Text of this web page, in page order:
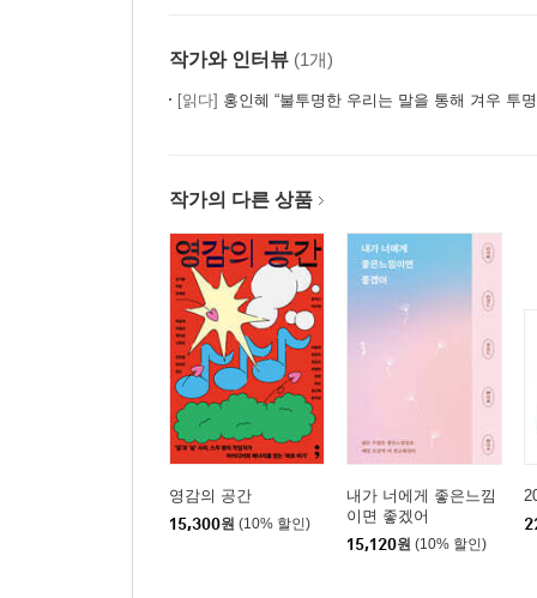
작가와 인터뷰 (1개)
[읽다] 홍인혜 “불투명한 우리는 말을 통해 겨우 투
작가의 다른 상품
영감의 공간
15,300원 (10% 할인)
내가 너에게 좋은느낌
이면 좋겠어
15,120원 (10% 할인)